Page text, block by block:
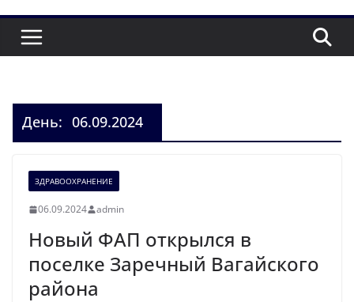
День: 06.09.2024
ЗДРАВООХРАНЕНИЕ
06.09.2024 admin
Новый ФАП открылся в
поселке Заречный Вагайского
района